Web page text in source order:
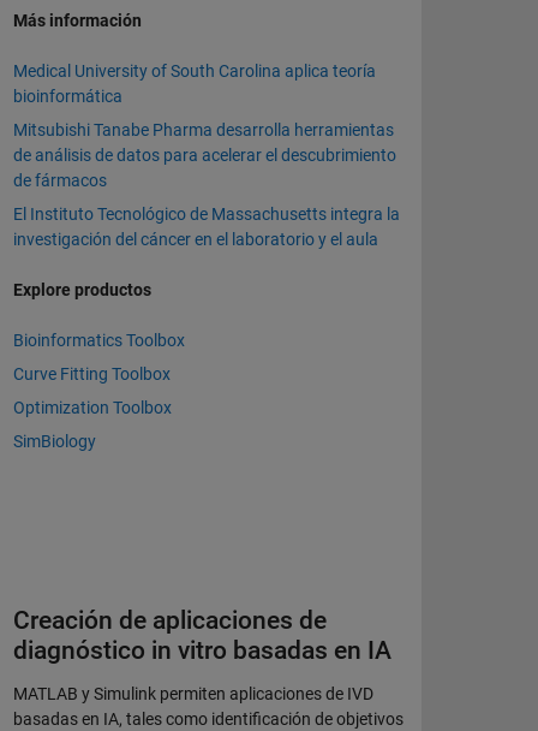
Más información
Medical University of South Carolina aplica teoría
bioinformática
Mitsubishi Tanabe Pharma desarrolla herramientas
de análisis de datos para acelerar el descubrimiento
de fármacos
El Instituto Tecnológico de Massachusetts integra la
investigación del cáncer en el laboratorio y el aula
Explore productos
Bioinformatics Toolbox
Curve Fitting Toolbox
Optimization Toolbox
SimBiology
Creación de aplicaciones de
diagnóstico in vitro basadas en IA
MATLAB y Simulink permiten aplicaciones de IVD
basadas en IA, tales como identificación de objetivos